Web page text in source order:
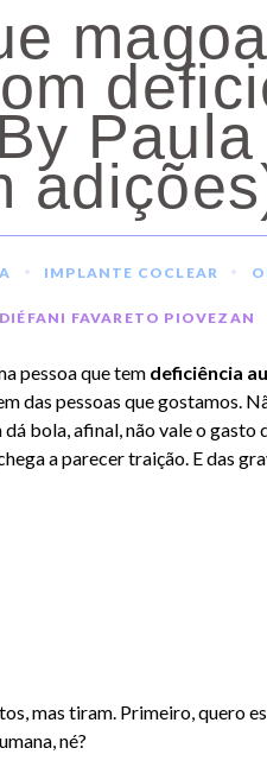
• IMPLANTE COCLEAR •
DIÉFANI FAVARETO PIOVEZAN
pessoa que tem deficiência
das pessoas que gostamos.
bola, afinal, não vale o gasto
a parecer traição. E das
mas tiram. Primeiro, quero
né?